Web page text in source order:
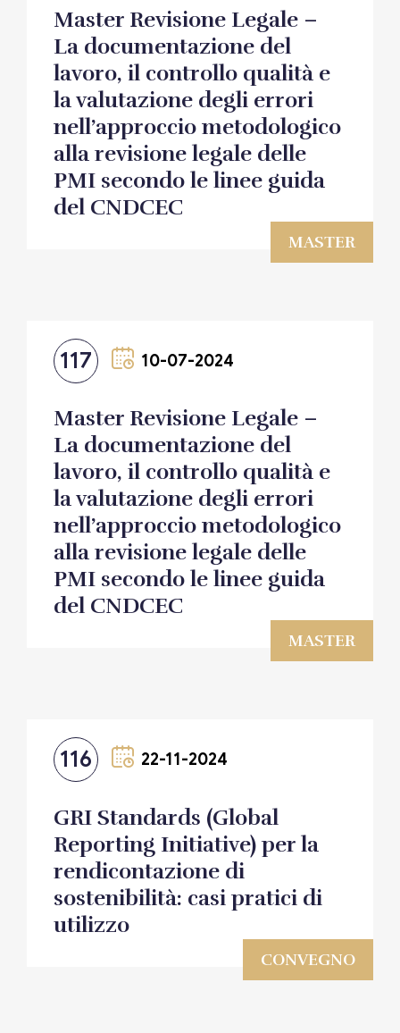
MASTER
Master Revisione Legale –
La documentazione del
lavoro, il controllo qualità e
la valutazione degli errori
nell’approccio metodologico
alla revisione legale delle
PMI secondo le linee guida
del CNDCEC
117 10-07-2024
MASTER
Master Revisione Legale –
La documentazione del
lavoro, il controllo qualità e
la valutazione degli errori
nell’approccio metodologico
alla revisione legale delle
PMI secondo le linee guida
del CNDCEC
116 22-11-2024
CONVEGNO
GRI Standards (Global
Reporting Initiative) per la
rendicontazione di
sostenibilità: casi pratici di
utilizzo